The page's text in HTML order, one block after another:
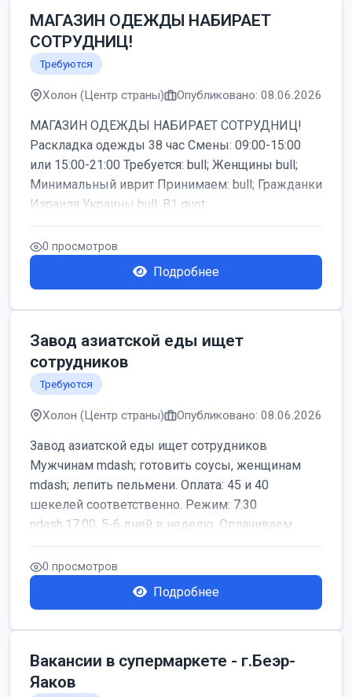
МАГАЗИН ОДЕЖДЫ НАБИРАЕТ
СОТРУДНИЦ!
Требуются
Холон (Центр страны) Опубликовано: 08.06.2026
МАГАЗИН ОДЕЖДЫ НАБИРАЕТ СОТРУДНИЦ!
Раскладка одежды 38 час Смены: 09:00-15:00
или 15:00-21:00 Требуется: bull; Женщины bull;
Минимальный иврит Принимаем: bull; Гражданки
Израиля Украины bull; B1 quot;...
0 просмотров
Подробнее
Завод азиатской еды ищет
сотрудников
Требуются
Холон (Центр страны) Опубликовано: 08.06.2026
Завод азиатской еды ищет сотрудников
Мужчинам mdash; готовить соусы, женщинам
mdash; лепить пельмени. Оплата: 45 и 40
шекелей соответственно. Режим: 7:30
ndash;17:00, 5-6 дней в неделю. Оплачиваем
дор...
0 просмотров
Подробнее
Вакансии в супермаркете - г.Беэр-
Яаков